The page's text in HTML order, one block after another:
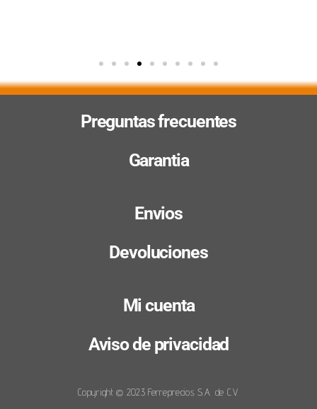
Preguntas frecuentes
Garantia
Envios
Devoluciones
Mi cuenta
Aviso de privacidad
Copyright © 2023 Ferreprecios S.A. de C.V.